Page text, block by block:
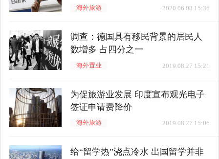
2020.06.08 15:36
海外旅游
调查：德国具有移民背景的居民人
数增多 占四分之一
2019.08.27 15:21
海外置业
为促旅游业发展 印度宣布观光电子
签证申请费降价
2019.08.27 15:06
海外旅游
给“留学热”浇点冷水 出国留学并非